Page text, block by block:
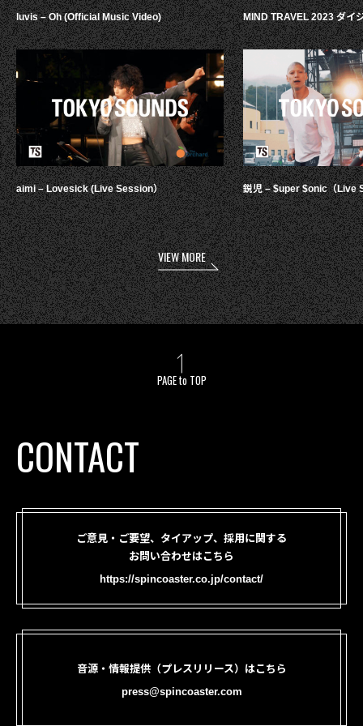
luvis – Oh (Official Music Video)
aimi – Lovesick (Live Session）
MIND TRAVEL 2023 ダイ
鋭児 – $uper $onic（Live
VIEW MORE
PAGE to TOP
CONTACT
ご意見・ご要望、タイアップ、採用に関する
お問い合わせはこちら
https://spincoaster.co.jp/contact/
音源・情報提供（プレスリリース）はこちら
press@spincoaster.com